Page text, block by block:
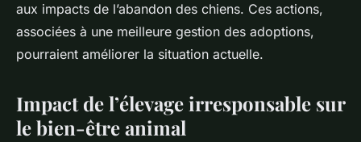
aux impacts de l’abandon des chiens. Ces actions,
associées à une meilleure gestion des adoptions,
pourraient améliorer la situation actuelle.
Impact de l’élevage irresponsable sur
le bien-être animal